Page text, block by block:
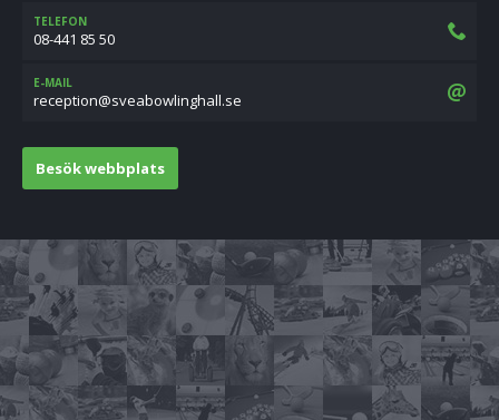
TELEFON
08-441 85 50
E-MAIL
es.llahgnilwobaevs@noitpecer
Besök webbplats